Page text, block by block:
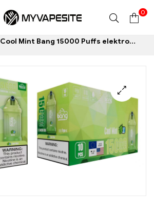
Myvapesite.de
0
Cool Mint Bang 15000 Puffs elektronische Einwegzigarette Ein erfrischendes Geschmackserlebnis